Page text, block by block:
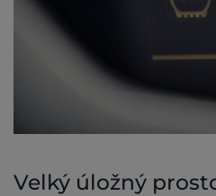
Velký úložný